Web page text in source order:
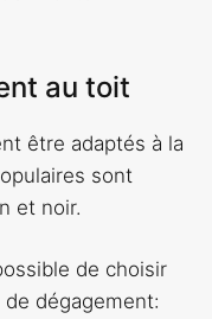
au toit
être adaptés à la
sont
et noir.
de choisir
dégagement: